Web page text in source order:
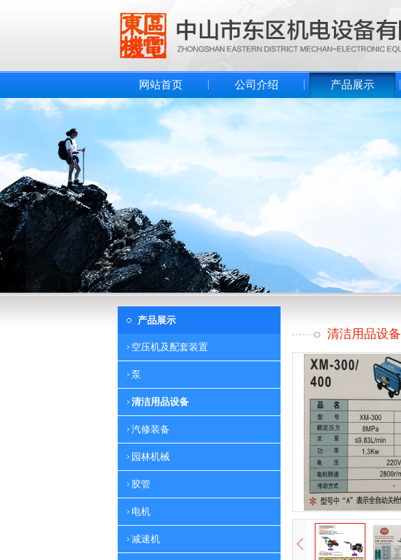
网站首页 公司介绍 产品展示
产品展示
空压机及配套装置
泵
清洁用品设备
汽修装备
园林机械
胶管
电机
减速机
清洁用品设备